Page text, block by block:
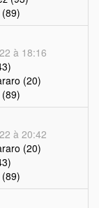
à 18:16
(20)
à 20:42
(20)